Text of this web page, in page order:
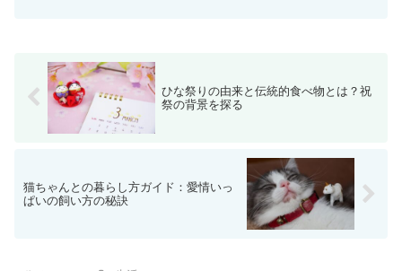
ひな祭りの由来と伝統的食べ物とは？祝
祭の背景を探る
猫ちゃんとの暮らし方ガイド：愛情いっ
ぱいの飼い方の秘訣